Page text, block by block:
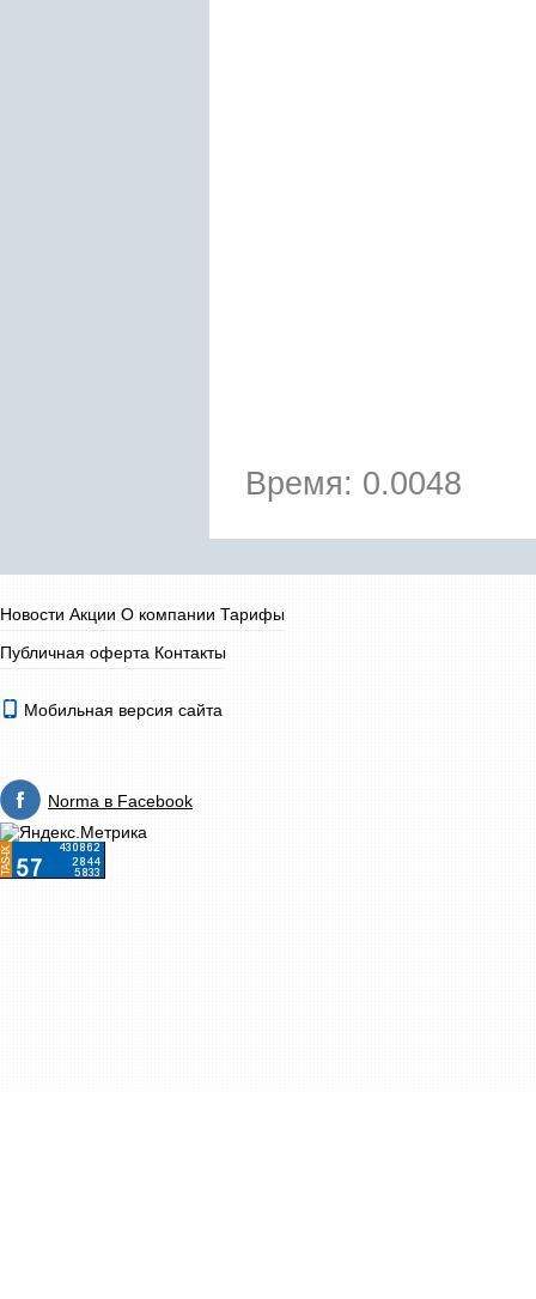
Время: 0.0048
Новости Акции О компании Тарифы
Публичная оферта Контакты
Мобильная версия сайта
Norma в Facebook